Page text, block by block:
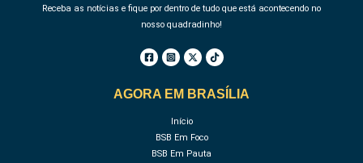
Receba as notícias e fique por dentro de tudo que está acontecendo no
nosso quadradinho!
AGORA EM BRASÍLIA
Início
BSB Em Foco
BSB Em Pauta